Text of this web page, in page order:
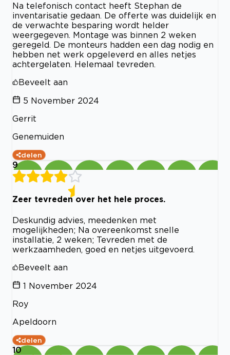
Na telefonisch contact heeft Stephan de
inventarisatie gedaan. De offerte was duidelijk en
de verwachte besparing wordt helder
weergegeven. Montage was binnen 2 weken
geregeld. De monteurs hadden een dag nodig en
hebben net werk opgeleverd en alles netjes
achtergelaten. Helemaal tevreden.
Beveelt aan
5 November 2024
Gerrit
Genemuiden
delen
9
Zeer tevreden over het hele proces.
Deskundig advies, meedenken met
mogelijkheden; Na overeenkomst snelle
installatie, 2 weken; Tevreden met de
werkzaamheden, goed en netjes uitgevoerd.
Beveelt aan
1 November 2024
Roy
Apeldoorn
delen
10